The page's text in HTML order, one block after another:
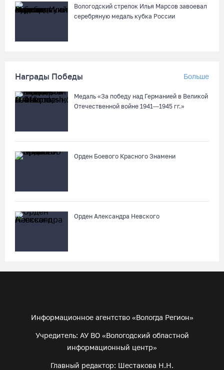
Вологодский стрелок Илья Марсов завоевал
серебряную медаль кубка России
Награды Победы Больше
Медаль «За победу над Германией в Великой
Отечественной войне 1941—1945 гг.»
Орден Боевого Красного Знамени
Орден Александра Невского
Информационное агентство «Вологда Регион»
Учредитель: АУ ВО «Вологодский областной
информационный центр»
Главный редактор: Шестакова Н.Н.